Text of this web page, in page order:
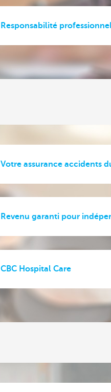
Responsabilité
Votre assurance accidents
Revenu garanti pour
CBC Hospital Care